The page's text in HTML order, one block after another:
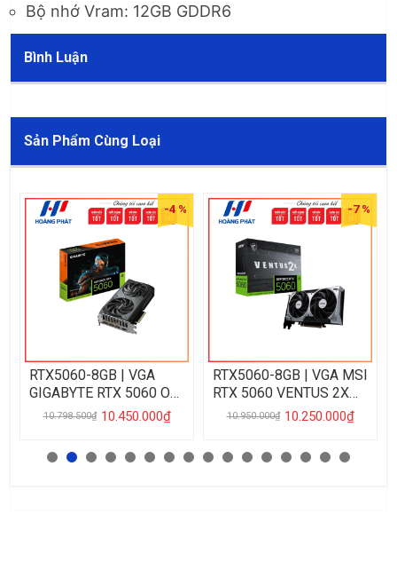
Bộ nhớ Vram: 12GB GDDR6
Bình Luận
Sản Phẩm Cùng Loại
-4 %
RTX5060-8GB | VGA
GIGABYTE RTX 5060 OC
8GB WINDFORCE
10.798.500₫ 10.450.000₫
-7 %
RTX5060-8GB | VGA MSI
RTX 5060 VENTUS 2X
8GB DDR7
10.950.000₫ 10.250.000₫